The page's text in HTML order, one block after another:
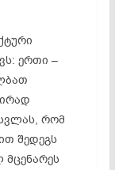
ერთი –
რომ
შედეგს